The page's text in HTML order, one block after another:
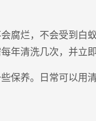
腐烂，不会受到白
年清洗几次，并立
保养。日常可以用